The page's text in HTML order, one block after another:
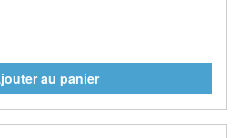
au panier